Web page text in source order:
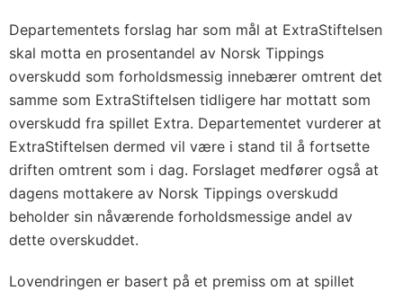
Departementets forslag har som mål at ExtraStiftelsen
skal motta en prosentandel av Norsk Tippings
overskudd som forholdsmessig innebærer omtrent det
samme som ExtraStiftelsen tidligere har mottatt som
overskudd fra spillet Extra. Departementet vurderer at
ExtraStiftelsen dermed vil være i stand til å fortsette
driften omtrent som i dag. Forslaget medfører også at
dagens mottakere av Norsk Tippings overskudd
beholder sin nåværende forholdsmessige andel av
dette overskuddet.
Lovendringen er basert på et premiss om at spillet